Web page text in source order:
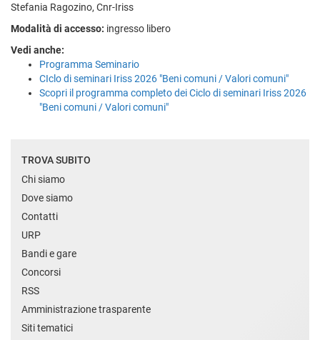
Stefania Ragozino, Cnr-Iriss
Modalità di accesso: ingresso libero
Vedi anche:
Programma Seminario
CIclo di seminari Iriss 2026 "Beni comuni / Valori comuni"
Scopri il programma completo dei Ciclo di seminari Iriss 2026
"Beni comuni / Valori comuni"
TROVA SUBITO
Chi siamo
Dove siamo
Contatti
URP
Bandi e gare
Concorsi
RSS
Amministrazione trasparente
Siti tematici